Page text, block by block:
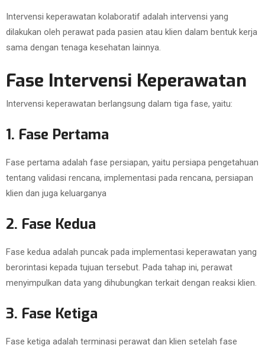
Intervensi keperawatan kolaboratif adalah intervensi yang
dilakukan oleh perawat pada pasien atau klien dalam bentuk kerja
sama dengan tenaga kesehatan lainnya.
Fase Intervensi Keperawatan
Intervensi keperawatan berlangsung dalam tiga fase, yaitu:
1. Fase Pertama
Fase pertama adalah fase persiapan, yaitu persiapa pengetahuan
tentang validasi rencana, implementasi pada rencana, persiapan
klien dan juga keluarganya
2. Fase Kedua
Fase kedua adalah puncak pada implementasi keperawatan yang
berorintasi kepada tujuan tersebut. Pada tahap ini, perawat
menyimpulkan data yang dihubungkan terkait dengan reaksi klien.
3. Fase Ketiga
Fase ketiga adalah terminasi perawat dan klien setelah fase